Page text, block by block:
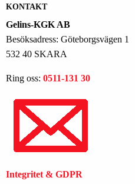
KONTAKT
Gelins-KGK AB
Besöksadress: Göteborgsvägen 1
532 40 SKARA
Ring oss: 0511-131 30
Integritet & GDPR